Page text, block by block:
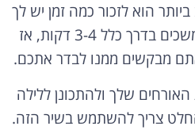
הוא לזכור כמה זמן יש לך
בפועל. זכרו שהשירים נמשכים בדרך כלל 3-4 דקות, אז
מבקשים ממנו לבדר אתכם.
שלך ולהתכונן ללילה
צריך להשתמש בשיר הזה.